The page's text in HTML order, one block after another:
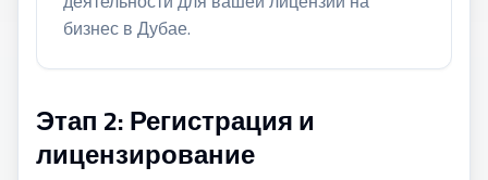
бизнес в Дубае.
Этап 2: Регистрация и
лицензирование